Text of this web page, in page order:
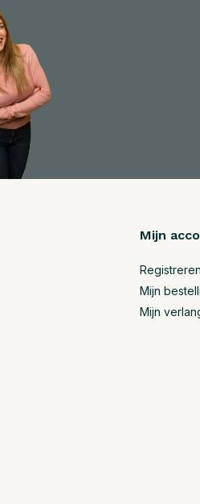
Mijn
Registreren
Mijn
Mijn